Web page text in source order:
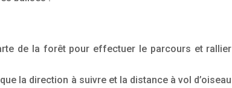
de la forêt pour effectuer le parcours et rallier
la direction à suivre et la distance à vol d’oiseau